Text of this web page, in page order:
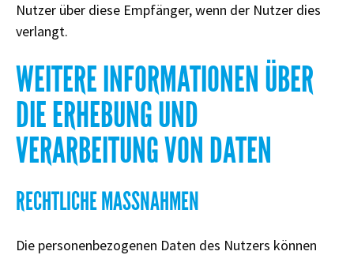
Nutzer über diese Empfänger, wenn der Nutzer dies
verlangt.
WEITERE INFORMATIONEN ÜBER
DIE ERHEBUNG UND
VERARBEITUNG VON DATEN
RECHTLICHE MASSNAHMEN
Die personenbezogenen Daten des Nutzers können